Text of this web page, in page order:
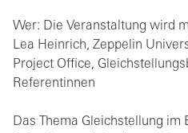
Wer: Die Veranstaltung wird
Lea Heinrich, Zeppelin
Project Office,
Referentinnen
Das Thema Gleichstellung im